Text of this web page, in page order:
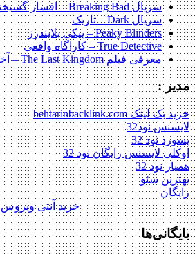
سریال Breaking Bad – افسار گسیخته
سریال Dark – تاریک
Peaky Blinders – پیکی بلایندرز
True Detective – کاراگاه واقعی
معرفی فیلم The Last Kingdom – آخرین پادشاهی
مدیر :
خرید بک لینک behtarinbacklink.com
لایسنس نود32
پسورد نود 32
اوکلی لایسنس رایگان نود 32
همیار نود 32
بهترین سئو
رایگان
خرید آنتی ویروس
بایگانی‌ها